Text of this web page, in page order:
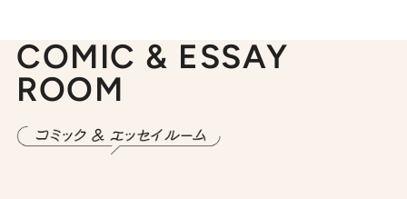
COMIC & ESSAY
ROOM